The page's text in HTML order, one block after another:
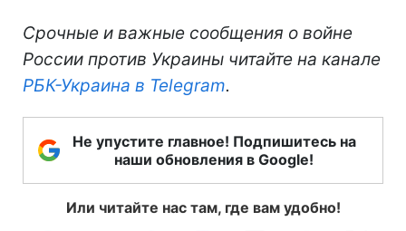
Срочные и важные сообщения о войне
России против Украины читайте на канале
РБК-Украина в Telegram.
Не упустите главное! Подпишитесь на
наши обновления в Google!
Или читайте нас там, где вам удобно!